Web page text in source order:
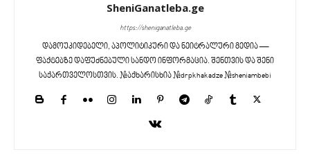
SheniGanatleba.ge
https://sheniganatleba.ge
დამოუკიდებელი, აპოლიტიკური და ნეიტრალური მედია —
ფაქტებზე დაფუძნებული სანდო ინფორმაცია. შენთვის და შენი
საქართველოსთვის. #აქხარისხია #drpkhakadze #sheniambebi